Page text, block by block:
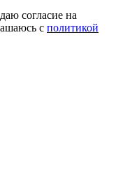
согласие на
с политикой